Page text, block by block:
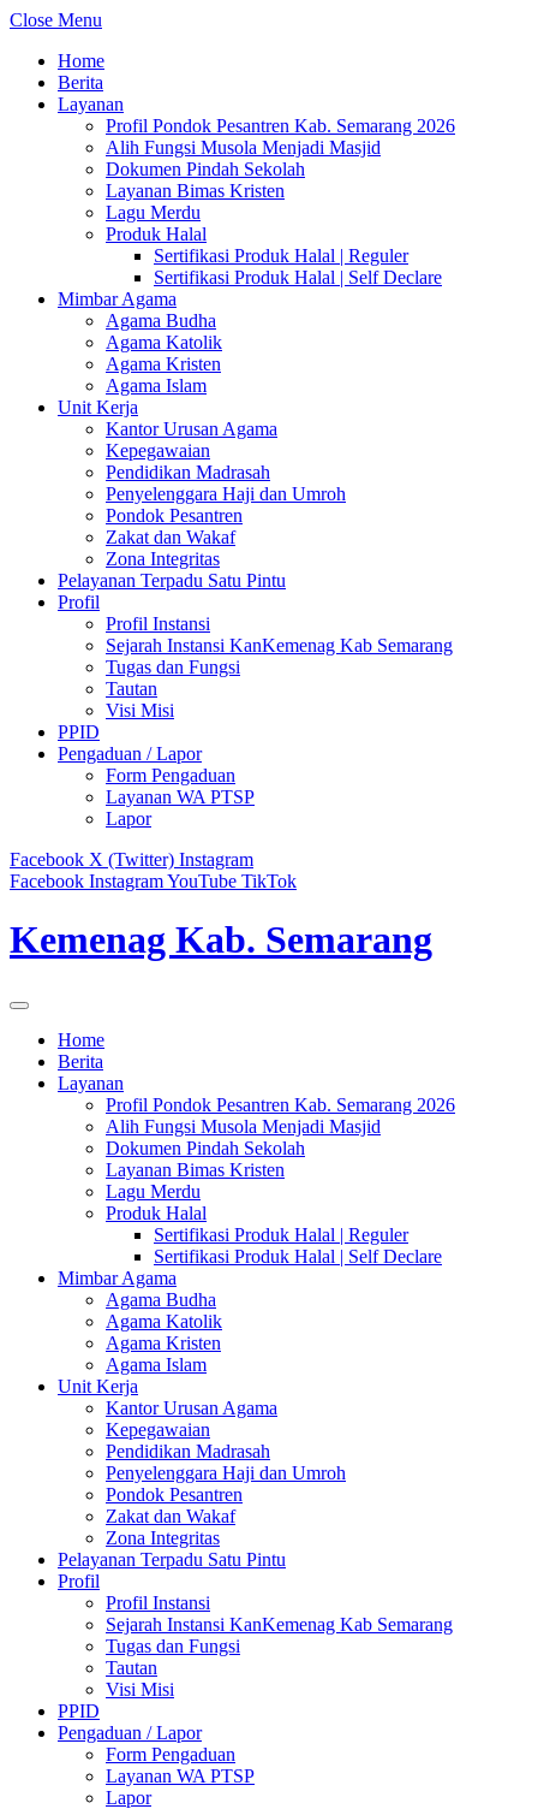
Close Menu
Home
Berita
Layanan
Profil Pondok Pesantren Kab. Semarang 2026
Alih Fungsi Musola Menjadi Masjid
Dokumen Pindah Sekolah
Layanan Bimas Kristen
Lagu Merdu
Produk Halal
Sertifikasi Produk Halal | Reguler
Sertifikasi Produk Halal | Self Declare
Mimbar Agama
Agama Budha
Agama Katolik
Agama Kristen
Agama Islam
Unit Kerja
Kantor Urusan Agama
Kepegawaian
Pendidikan Madrasah
Penyelenggara Haji dan Umroh
Pondok Pesantren
Zakat dan Wakaf
Zona Integritas
Pelayanan Terpadu Satu Pintu
Profil
Profil Instansi
Sejarah Instansi KanKemenag Kab Semarang
Tugas dan Fungsi
Tautan
Visi Misi
PPID
Pengaduan / Lapor
Form Pengaduan
Layanan WA PTSP
Lapor
Facebook X (Twitter) Instagram
Facebook InstagramYouTube TikTok
Kemenag Kab. Semarang
Home
Berita
Layanan
Profil Pondok Pesantren Kab. Semarang 2026
Alih Fungsi Musola Menjadi Masjid
Dokumen Pindah Sekolah
Layanan Bimas Kristen
Lagu Merdu
Produk Halal
Sertifikasi Produk Halal | Reguler
Sertifikasi Produk Halal | Self Declare
Mimbar Agama
Agama Budha
Agama Katolik
Agama Kristen
Agama Islam
Unit Kerja
Kantor Urusan Agama
Kepegawaian
Pendidikan Madrasah
Penyelenggara Haji dan Umroh
Pondok Pesantren
Zakat dan Wakaf
Zona Integritas
Pelayanan Terpadu Satu Pintu
Profil
Profil Instansi
Sejarah Instansi KanKemenag Kab Semarang
Tugas dan Fungsi
Tautan
Visi Misi
PPID
Pengaduan / Lapor
Form Pengaduan
Layanan WA PTSP
Lapor